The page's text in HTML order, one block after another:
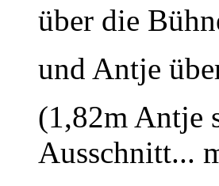
über die
und Antje
(1,82m Antje
Ausschnitt...